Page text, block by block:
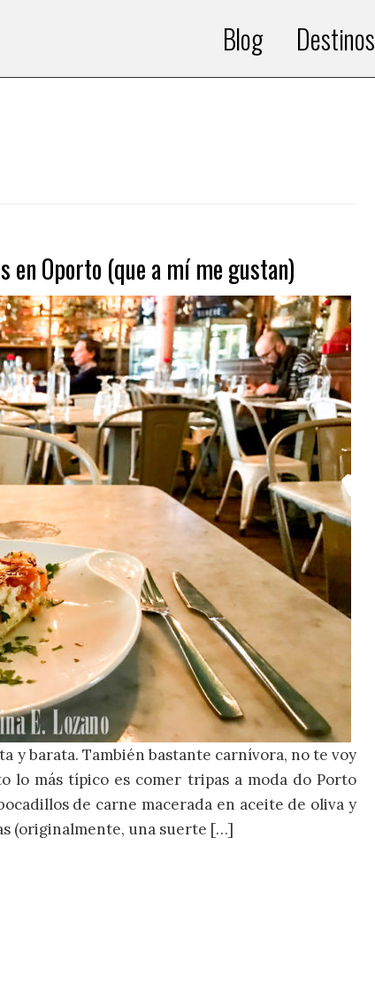
Blog Destinos
en Oporto (que a mí me gustan)
y barata. También bastante carnívora, no te voy
lo más típico es comer tripas a moda do Porto
de carne macerada en aceite de oliva y
(originalmente, una suerte […]